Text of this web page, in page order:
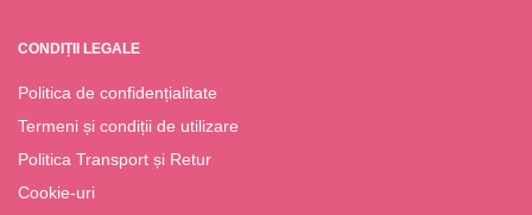
CONDIȚII LEGALE
Politica de confidențialitate
Termeni și condiții de utilizare
Politica Transport și Retur
Cookie-uri